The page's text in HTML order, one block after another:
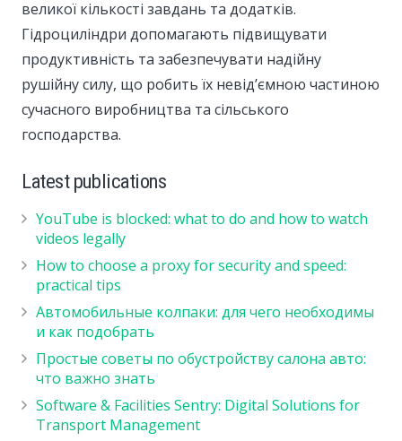
великої кількості завдань та додатків.
Гідроциліндри допомагають підвищувати
продуктивність та забезпечувати надійну
рушійну силу, що робить їх невід’ємною частиною
сучасного виробництва та сільського
господарства.
Latest publications
YouTube is blocked: what to do and how to watch
videos legally
How to choose a proxy for security and speed:
practical tips
Автомобильные колпаки: для чего необходимы
и как подобрать
Простые советы по обустройству салона авто:
что важно знать
Software & Facilities Sentry: Digital Solutions for
Transport Management